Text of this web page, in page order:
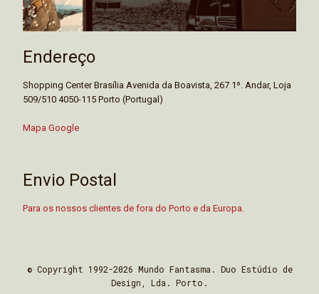
Endereço
Shopping Center Brasília Avenida da Boavista, 267 1º. Andar, Loja
509/510 4050-115 Porto (Portugal)
Mapa Google
Envio Postal
Para os nossos clientes de fora do Porto e da Europa.
© Copyright 1992-2026 Mundo Fantasma. Duo Estúdio de
Design, Lda. Porto.